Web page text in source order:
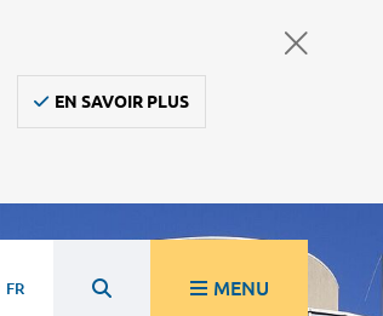
EN SAVOIR PLUS
FR MENU